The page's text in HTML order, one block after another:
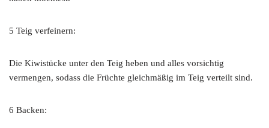
5 Teig verfeinern:
Die Kiwistücke unter den Teig heben und alles vorsichtig
vermengen, sodass die Früchte gleichmäßig im Teig verteilt sind.
6 Backen: